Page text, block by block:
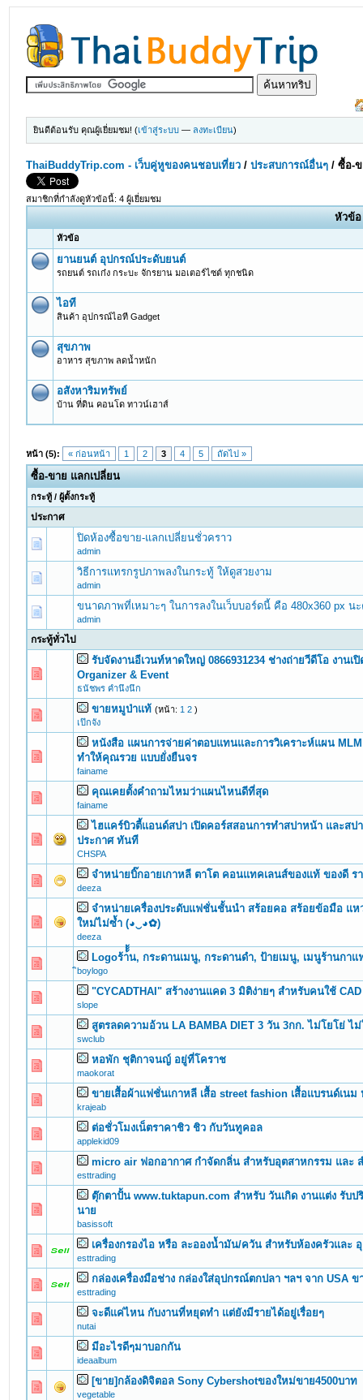
ยินดีต้อนรับ คุณผู้เยี่ยมชม! (เข้าสู่ระบบ — ลงทะเบียน)
ThaiBuddyTrip.com - เว็บคู่หูของคนชอบเที่ยว /ประสบการณ์อื่นๆ /ซื้อ-ข
สมาชิกที่กำลังดูหัวข้อนี้: 4 ผู้เยี่ยมชม
หัวข้
หัวข้อ
ยานยนต์ อุปกรณ์ประดับยนต์
รถยนต์ รถเก๋ง กระบะ จักรยาน มอเตอร์ไซต์ ทุกชนิด
ไอที
สินค้า อุปกรณ์ไอที Gadget
สุขภาพ
อาหาร สุขภาพ ลดน้ำหนัก
อสังหาริมทรัพย์
บ้าน ที่ดิน คอนโด ทาวน์เฮาส์
หน้า (5): « ก่อนหน้า 1 2 3 4 5 ถัดไป »
ซื้อ-ขาย แลกเปลี่ยน
กระทู้ /ผู้ตั้งกระทู้
ประกาศ
ปิดห้องซื้อขาย-แลกเปลี่ยนชั่วคราว
admin
วิธีการแทรกรูปภาพลงในกระทู้ ให้ดูสวยงาม
admin
ขนาดภาพที่เหมาะๆ ในการลงในเว็บบอร์ดนี้ คือ 480x360 px น
admin
กระทู้ทั่วไป
รับจัดงานอีเวนท์หาดใหญ่ 0866931234 ช่างถ่ายวีดีโอ งานเ
Organizer & Event
ธนัชพร คำนึงนึก
0 Vote(s) - 0 out of 5 in Average
123
ขายหมูป่าแท้ (หน้า: 1 2 )
เป๊กจัง
0 Vote(s) - 0 out of 5 in Average
123 4 5
หนังสือ แผนการจ่ายค่าตอบแทนและการวิเคราะห์แผน
ทำให้คุณรวย แบบยั่งยืนจร
fainame
0 Vote(s) - 0 out of 5 in Average
12345
คุณเคยตั้งคำถามไหมว่าแผนไหนดีที่สุด
fainame
0 Vote(s) - 0 out of 5 in Average
1 23 45
ไฮแคร์บิวตี้แอนด์สปา เปิดคอร์สสอนการทำสปาหน้า และสป
ประกาศ ทันที
CHSPA
0 Vote(s) - 0 out of 5 in Average
จำหน่ายบิ๊กอายเกาหลี ตาโต คอนแทคเลนส์ของแท้ ของดี ร
deeza
0 Vote(s) - 0 out of 5 in Average
12345
จำหน่ายเครื่องประดับแฟชั่นชั้นนำ สร้อยคอ สร้อยข้อมือ แห
ใหม่ไม่ซ้ำ (◕‿◕✿)
deeza
0 Vote(s) - 0 out of 5 in Average
12
Logoร้า้้้น, กระดานเมนู, กระดานดำ, ป้ายเมนู, เมนูร้านกา
ิboylogo
0 Vote(s) - 0 out of 5 in Average
123 45
"CYCADTHAI" สร้างงานแคด 3 มิติง่ายๆ สำหรับคนใช้ CAD
slope
0 Vote(s) - 0 out of 5 in Average
1 34 5
สูตรลดความอ้วน LA BAMBA DIET 3 วัน 3กก. ไม่โยโย่ ไ
swclub
0 Vote(s) - 0 out of 5 in Average
1 23 45
หอพัก ชุติกาจนญ์ อยู่ที่โคราช
maokorat
0 Vote(s) - 0 out of 5 in Average
123 45
ขายเสื้อผ้าแฟชั่นเกาหลี เสื้อ street fashion เสื้อแบรนด์เนม
krajeab
0 Vote(s) - 0 out of 5 in Average
1234 5
ต่อชั่วโมงเน็ตราคาชิว ชิว กับวันทูคอล
applekid09
0 Vote(s) - 0 out of 5 in Average
1 23 4 5
micro air ฟอกอากาศ กำจัดกลิ่น สำหรับอุตสาหกรรม และ
esttrading
0 Vote(s) - 0 out of 5 in Average
123 45
ตุ๊กตาปั้น www.tuktapun.com สำหรับ วันเกิด งานแต่ง รับ
นาย
basissoft
0 Vote(s) - 0 out of 5 in Average
เครื่องกรองไอ หรือ ละอองน้ำมัน/ควัน สำหรับห้องครัวและ
esttrading
0 Vote(s) - 0 out of 5 in Average
1 234 5
กล่องเครื่องมือช่าง กล่องใส่อุปกรณ์ตกปลา ฯลฯ จาก USA ข
esttrading
0 Vote(s) - 0 out of 5 in Average
1 2 34 5
จะดีแค่ไหน กับงานที่หยุดทำ แต่ยังมีรายได้อยู่เรื่อยๆ
nutai
0 Vote(s) - 0 out of 5 in Average
12345
มีอะไรดีๆมาบอกกัน
ideaalbum
0 Vote(s) - 0 out of 5 in Average
12345
[ขาย]กล้องดิจิตอล Sony Cybershotของใหม่ขาย4500บาท
vegetable
0 Vote(s) - 0 out of 5 in Average
1234 5